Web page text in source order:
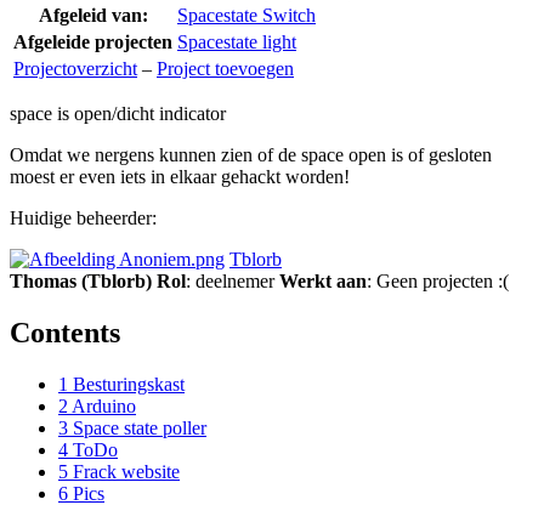
Afgeleid van:
Spacestate Switch
Afgeleide projecten Spacestate light
Projectoverzicht – Project toevoegen
space is open/dicht indicator
Omdat we nergens kunnen zien of de space open is of gesloten
moest er even iets in elkaar gehackt worden!
Huidige beheerder:
Tblorb
Thomas (Tblorb) Rol: deelnemerWerkt aan: Geen projecten :(
Contents
1 Besturingskast
2 Arduino
3 Space state poller
4 ToDo
5 Frack website
6 Pics